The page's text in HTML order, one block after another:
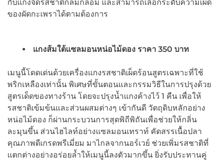
กับแกงจืดรสชาติกลมกล่อม และสามารถเลือกระดับความเผ็ด
ของผัดกะเพราได้ตามต้องการ
แกงส้มใต้แซลมอนหน่อไม้ดอง ราคา 350 บาท
เมนูนี้โดดเด่นด้วยเครื่องแกงรสชาติเผ็ดร้อนสูตรเฉพาะที่ใช้
พริกเหลืองเท่านั้น พิเศษที่ขั้นตอนและกรรมวิธีในการปรุงด้วย
สูตรเด็ดของทางร้าน โดยจะปรุงน้ำแกงค้างไว้ 1 คืน เพื่อให้
รสชาติเข้มข้นและส่วนผสมต่างๆ เข้ากันดี วัตถุดิบหลักอย่าง
หน่อไม้ดอง ก็ผ่านกระบวนการสุดพิถีพิถันเพื่อช่วยให้กลิ่น
ละมุนขึ้น ส่วนไฮไลท์อย่างแซลมอนเทราท์ คัดสรรเนื้อปลา
คุณภาพดีเกรดพรีเมี่ยม มาไกลจากนอร์เวย์ ช่วยเพิ่มรสชาติที่
แตกต่างอย่างอร่อยล้ำให้เมนูนี้ลงตัวมากขึ้น ยิ่งรับประทานคู่